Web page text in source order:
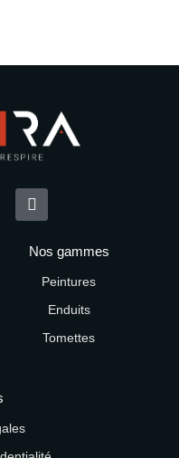
Nos gammes
Peintures
Enduits
Tomettes